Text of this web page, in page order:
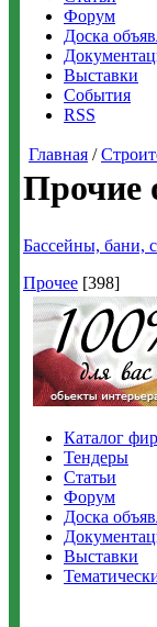
Форум
Доска
Выставки
События
RSS
Главная /
Прочие
Бассейны, бани,
Прочее [398]
Каталог
Тендеры
Статьи
Форум
Доска
Выставки